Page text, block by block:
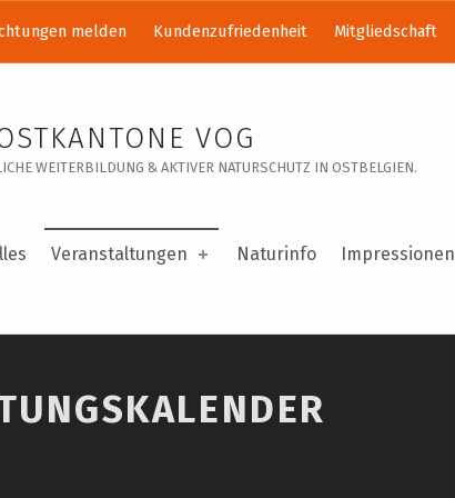
VOG
WEITERBILDUNG & AKTIVER NATURSCHUTZ IN OSTBELGIEN.
Veranstaltungen Naturinfo Impressionen
melden Kundenzufriedenheit Mitgliedschaft